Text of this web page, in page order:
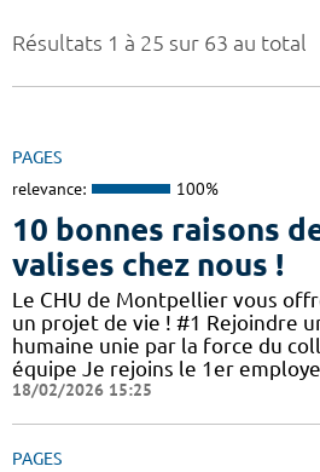
Résultats 1 à 25 sur 63 au total
PAGES
relevance: 100%
10 bonnes raisons
valises chez nous !
Le CHU de Montpellier vous
un projet de vie ! #1 Rejoindre
humaine unie par la force du
équipe Je rejoins le 1er
18/02/2026 15:25
PAGES